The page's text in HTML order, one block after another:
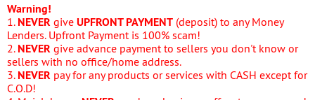
Warning!
1. NEVER give UPFRONT PAYMENT (deposit) to any Money
Lenders. Upfront Payment is 100% scam!
2. NEVER give advance payment to sellers you don't know or
sellers with no office/home address.
3. NEVER pay for any products or services with CASH except for
C.O.D!